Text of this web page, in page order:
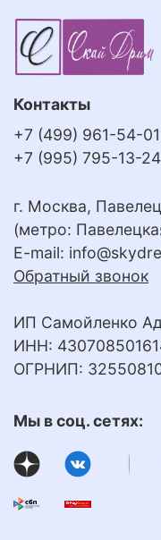
Контакты
+7 (499) 961-54-01
+7 (995) 795-13-24
г. Москва,
(метро:
E-mail:
Обратный звонок
ИП Самойленко
ИНН:
ОГРНИП:
Мы в соц.